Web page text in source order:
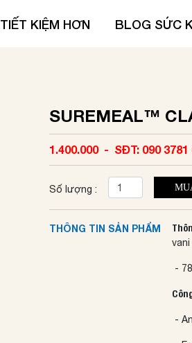
TIẾT KIỆM HƠN BLOG SỨC
SUREMEAL™
1.400.000 - SĐT: 090 3781
Số lượng :
THÔNG TIN SẢN PHẨM
-
-